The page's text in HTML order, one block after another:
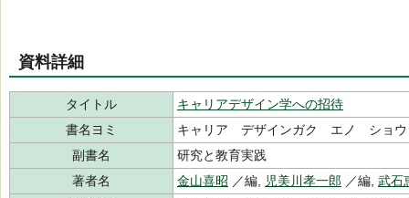
資料詳細
タイトル
キャリアデザイン学への招待
書名ヨミ
キャリア デザインガク エノ ショウ
副書名
研究と教育実践
著者名
金山喜昭 ／編, 児美川孝一郎 ／編, 武石